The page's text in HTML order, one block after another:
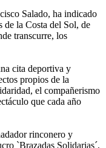
Salado, ha indicado
de la Costa del Sol, de
transcurre, los
cita deportiva y
propios de la
el compañerismo
que cada año
rinconero y
`Brazadas Solidarias´,